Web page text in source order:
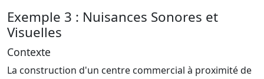
Exemple 3 : Nuisances Sonores et
Visuelles
Contexte
La construction d'un centre commercial à proximité de